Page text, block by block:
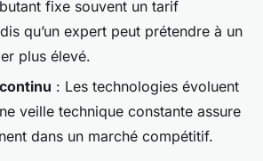
fixe souvent un tarif
qu’un expert peut prétendre à un
plus élevé.
: Les technologies évoluent
veille technique constante assure
dans un marché compétitif.